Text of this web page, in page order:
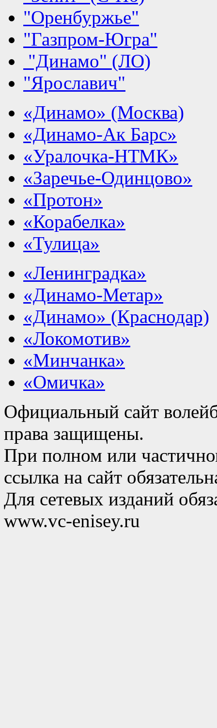
"Оренбуржье"
"Газпром-Югра"
"Динамо" (ЛО)
"Ярославич"
«Динамо» (Москва)
«Динамо-Ак Барс»
«Уралочка-НТМК»
«Заречье-Одинцово»
«Протон»
«Корабелка»
«Тулица»
«Ленинградка»
«Динамо-Метар»
«Динамо» (Краснодар)
«Локомотив»
«Минчанка»
«Омичка»
Официальный сайт
права защищены.
При полном или
ссылка на сайт
Для сетевых изданий
www.vc-enisey.ru